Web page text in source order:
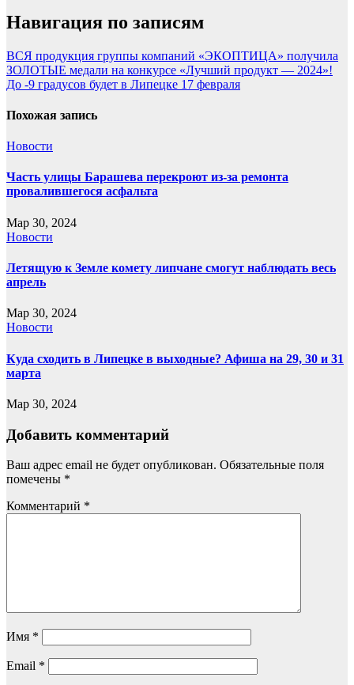
Навигация по записям
ВСЯ продукция группы компаний «ЭКОПТИЦА» получила
ЗОЛОТЫЕ медали на конкурсе «Лучший продукт — 2024»!
До -9 градусов будет в Липецке 17 февраля
Похожая запись
Новости
Часть улицы Барашева перекроют из-за ремонта
провалившегося асфальта
Мар 30, 2024
Новости
Летящую к Земле комету липчане смогут наблюдать весь
апрель
Мар 30, 2024
Новости
Куда сходить в Липецке в выходные? Афиша на 29, 30 и 31
марта
Мар 30, 2024
Добавить комментарий
Ваш адрес email не будет опубликован. Обязательные поля
помечены *
Комментарий *
Имя *
Email *